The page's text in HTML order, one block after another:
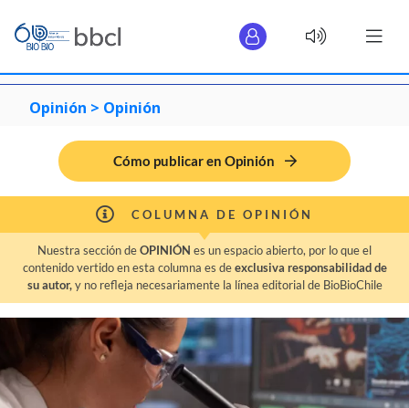
Opinión > Opinión
Cómo publicar en Opinión
COLUMNA DE OPINIÓN
Nuestra sección deOPINIÓN es un espacio abierto, por lo que el
contenido vertido en esta columna es deexclusiva responsabilidad de
su autor,y no refleja necesariamente la línea editorial de BioBioChile